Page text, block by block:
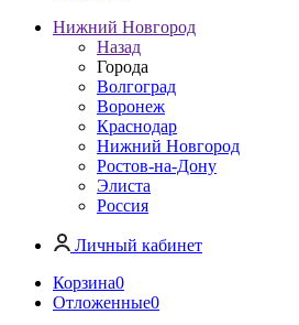
Нижний Новгород
Назад
Города
Волгоград
Воронеж
Краснодар
Нижний Новгород
Ростов-на-Дону
Элиста
Россия
Личный кабинет
Корзина0
Отложенные0